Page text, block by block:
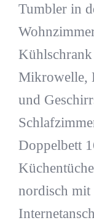
Tumbler in
Mikrowelle,
und
Doppelbett
nordisch mit